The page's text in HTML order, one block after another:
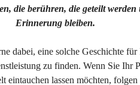
die berühren, die geteilt
Erinnerung bleiben.
dabei, eine solche Geschichte
zu finden. Wenn Sie Ihr
eintauchen lassen möchten,